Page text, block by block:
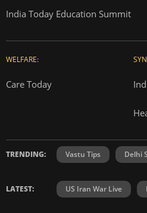
India Today Education Summit
WELFARE:
Care Today
TRENDING: Vastu Tips Delhi
LATEST: US Iran War Live